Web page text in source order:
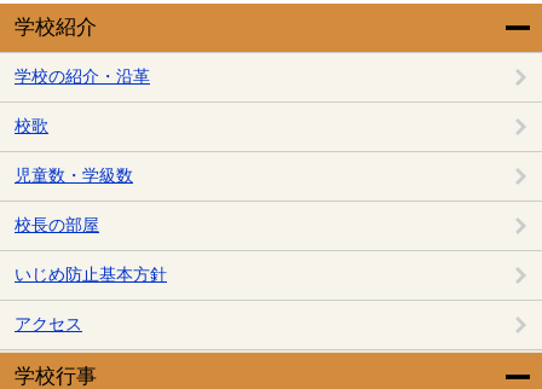
学校紹介
学校の紹介・沿革
校歌
児童数・学級数
校長の部屋
いじめ防止基本方針
アクセス
学校行事